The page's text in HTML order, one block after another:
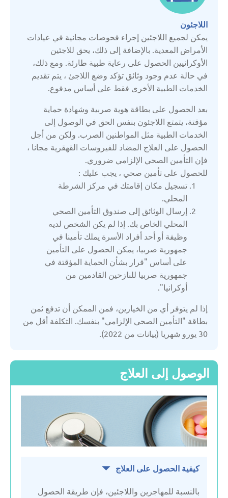
اللاجئون
يمكن لجميع اللاجئين إجراء فحوصات مجانية في عيادات
الأمراض المعدية. بالإضافة إلى ذلك، يحق للاجئين
الأوكرانيين الحصول على رعاية طبية طارئة. ومع ذلك،
في حالة عدم وجود وثائق تؤكد وضع اللاجئ ، يتم تقديم
الخدمات الطبية الأخرى فقط على أساس مدفوع.
بعد الحصول على بطاقة هوية صربية وشهادة حماية
مؤقتة، يتمتع اللاجئون بنفس الحق في الوصول إلى
الخدمات الطبية مثل المواطنين الصرب. ولكن من أجل
الحصول على العلاج المضاد للفيروسات القهقرية مجانا ،
فإن التأمين الصحي الإلزامي ضروري.
للحصول على تأمين صحي ، يجب عليك :
تسجيل مكان إقامتك في مركز الشرطة
المحلي.
إرسال الوثائق إلى صندوق التأمين الصحي
المحلي الخاص بك. إذا لم يكن الشخص لديه
وظيفة أو أحد أفراد الأسرة يملك تأمينا في
جمهورية صربيا، يمكن الحصول على التأمين
على أساس "قرار بشأن الحماية المؤقتة في
جمهورية صربيا للنازحين القادمين من
أوكرانيا".
إذا لم يتوفر أي من الخيارين، فمن الممكن أن تدفع ثمن
بطاقة "التأمين الصحي الإلزامي" بنفسك. التكلفة أقل من
30 يورو شهريا (بيانات من 2022).
الوصول إلى العلاج
كيفية الحصول على العلاج
بالنسبة للمهاجرين واللاجئين، فإن طريقة الحصول
جمهورية مولدوفا
جورجيا
روسيا البيضاء
سربين
سلوفاكيا
سلوفينيا
سويسرا
فرنسا
قرغيزستان
كازاخستان
لاتفيا
ليتوانيا
هولندا